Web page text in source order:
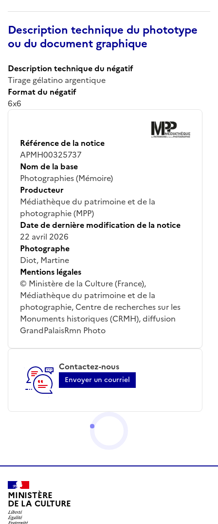
Description technique du phototype
ou du document graphique
Description technique du négatif
Tirage gélatino argentique
Format du négatif
6x6
Référence de la notice
APMH00325737
Nom de la base
Photographies (Mémoire)
Producteur
Médiathèque du patrimoine et de la
photographie (MPP)
Date de dernière modification de la notice
22 avril 2026
Photographe
Diot, Martine
Mentions légales
© Ministère de la Culture (France),
Médiathèque du patrimoine et de la
photographie, Centre de recherches sur les
Monuments historiques (CRMH), diffusion
GrandPalaisRmn Photo
Contactez-nous
Envoyer un courriel
MINISTÈRE
DE LA CULTURE